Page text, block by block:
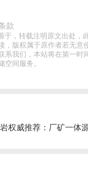
款
于，转载注明原文出处，
，版权属于原作者若无意
系我们，本站将在第一时
空间服务。